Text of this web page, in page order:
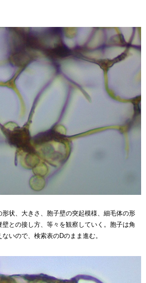
状、大きさ、胞子壁の突起模様、細毛体の形
との接し方、等々を観察していく。胞子は角
いので、検索表のDのまま進む。